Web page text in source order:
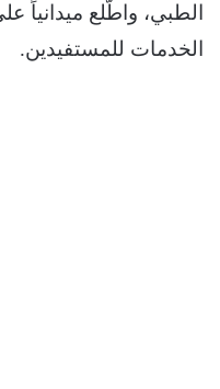
الطبي، واطّلع ميدانياً
الخدمات للمستفيدين.